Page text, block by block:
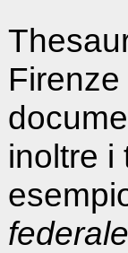
inoltre i
federale